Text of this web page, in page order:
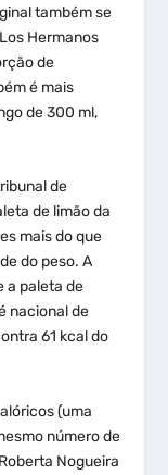
também se
Hermanos
de
é mais
de 300 ml,
de
de limão da
mais do que
do peso. A
a paleta de
nacional de
61 kcal do
(uma
número de
Nogueira